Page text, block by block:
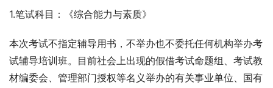
1.笔试科目：《综合能力与素质》
本次考试不指定辅导用书，不举办也不委托任何机构举办考
试辅导培训班。目前社会上出现的假借考试命题组、考试教
材编委会、管理部门授权等名义举办的有关事业单位、国有